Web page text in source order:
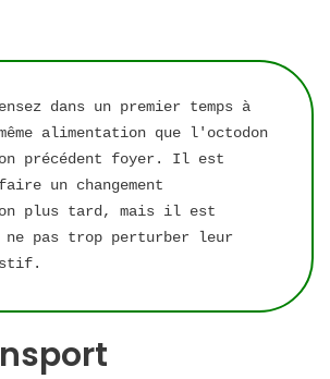
dans un premier temps à
alimentation que l'octodon
précédent foyer. Il est
un changement
plus tard, mais il est
ne pas trop perturber leur